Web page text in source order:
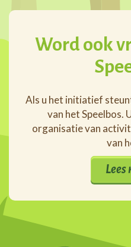
Word ook
Als u het initiatief
van het Speelbos.
organisatie van
van
Lees